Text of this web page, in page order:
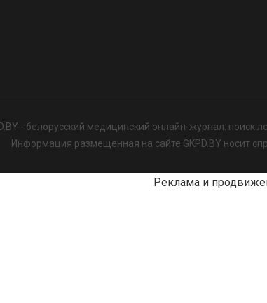
- белорусский медицинский онлайн-журнал: поиск
Информация размещенная на сайте GKPD.BY носит
Реклама и